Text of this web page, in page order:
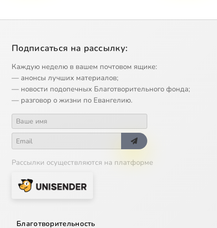
Подписаться на рассылку:
Каждую неделю в вашем почтовом ящике:
— анонсы лучших материалов;
— новости подопечных Благотворительного фонда;
— разговор о жизни по Евангелию.
Рассылки осуществляются на платформе
Благотворительность